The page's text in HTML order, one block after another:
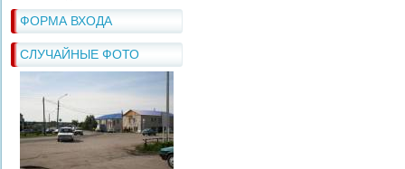
ФОРМА ВХОДА
СЛУЧАЙНЫЕ ФОТО